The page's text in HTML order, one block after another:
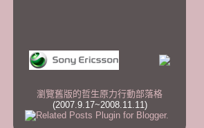
瀏覽舊版的哲生原力行動部落格
(2007.9.17~2008.11.11)